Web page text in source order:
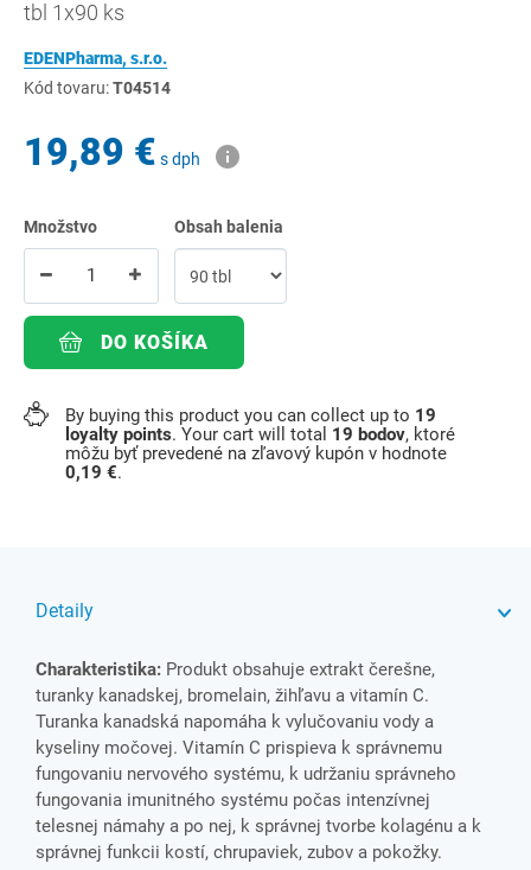
tbl 1x90 ks
EDENPharma, s.r.o.
Kód tovaru:T04514
19,89 € s dph
Množstvo Obsah balenia
DO KOŠÍKA
By buying this product you can collect up to 19
loyalty points. Your cart will total 19 bodov, ktoré
môžu byť prevedené na zľavový kupón v hodnote
0,19 €.
Detaily
Charakteristika: Produkt obsahuje extrakt čerešne,
turanky kanadskej, bromelain, žihľavu a vitamín C.
Turanka kanadská napomáha k vylučovaniu vody a
kyseliny močovej. Vitamín C prispieva k správnemu
fungovaniu nervového systému, k udržaniu správneho
fungovania imunitného systému počas intenzívnej
telesnej námahy a po nej, k správnej tvorbe kolagénu a k
správnej funkcii kostí, chrupaviek, zubov a pokožky.